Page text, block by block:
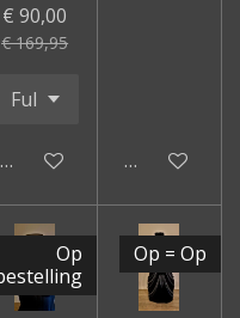
hoogte
€ 90,00
€ 169,95
In winkelwagenHoud mij
Op
Op = Op